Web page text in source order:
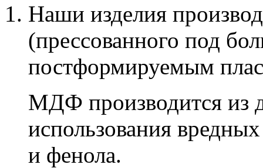
Наши изделия
(прессованного под
постформируемым
МДФ производится из
использования
и фенола.